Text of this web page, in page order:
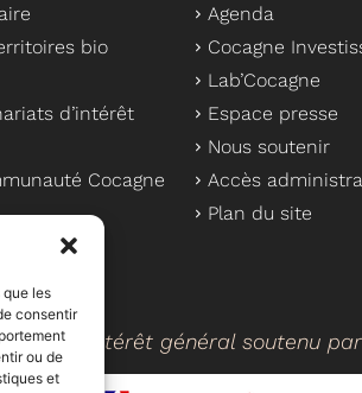
les
consentir
ou de
et
bio
d’intérêt
Cocagne
Agenda
Cocagne
Lab’Cocagne
Espace presse
Nous soutenir
Accès
Plan du site
d’intérêt général soutenu